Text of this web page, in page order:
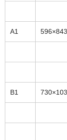
A1 596×843
B1